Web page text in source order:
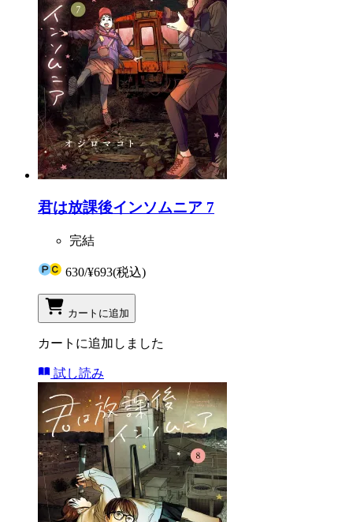
君は放課後インソムニア 7
完結
630/¥693(税込)
カートに追加
カートに追加しました
試し読み